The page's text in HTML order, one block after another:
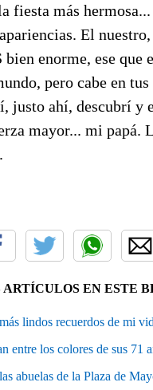
fiesta más
El
enorme, ese que
pero cabe en
justo ahí, descubrí y
mayor... mi papá.
ARTÍCULOS EN ESTE
lindos recuerdos de mi
entre los colores de sus 71
abuelas de la Plaza de